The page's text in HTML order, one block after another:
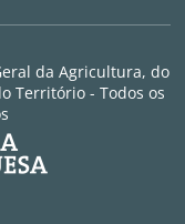
da Agricultura, do
Território - Todos os